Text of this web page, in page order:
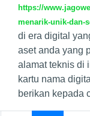
https://
menarik-unik-dan-
di era digital
aset anda yang
alamat teknis di
kartu nama
berikan kepada